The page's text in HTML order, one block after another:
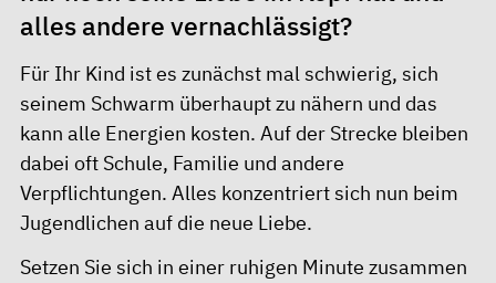
alles andere vernachlässigt?
Für Ihr Kind ist es zunächst mal schwierig, sich
seinem Schwarm überhaupt zu nähern und das
kann alle Energien kosten. Auf der Strecke bleiben
dabei oft Schule, Familie und andere
Verpflichtungen. Alles konzentriert sich nun beim
Jugendlichen auf die neue Liebe.
Setzen Sie sich in einer ruhigen Minute zusammen